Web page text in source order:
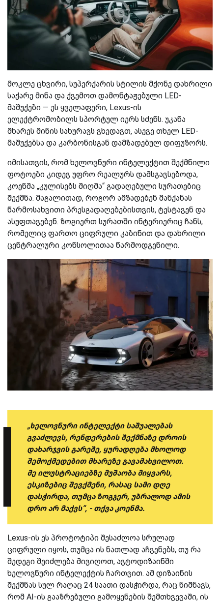
მოკლე ცხვირი, სუპერქარის სტილის მქონე დახრილი
საქარე მინა და ქვემოთ დამონტაჟებული LED-
მაშუქები — ეს ყველაფერი, Lexus-ის
ელექტრომობილს სპორტულ იერს სძენს. უკანა
მხარეს მინის სახურავს ვხედავთ, ასევე თხელ LED-
მაშუქებსა და კარბონისგან დამზადებულ დიფუზორს.
იმისათვის, რომ ხელოვნური ინტელექტით შექმნილი
ფოტოები კიდევ უფრო რეალურს დამსგავსებოდა,
კოენმა „კულისებს მიღმა“ გადაღებული სურათებიც
შექმნა. მაგალითად, როგორ ამზადებენ მანქანას
წარმოსახვითი პრესგადაღებებისთვის, ტესტავენ და
ასუფთავებენ. ზოგიერთ სურათში ინტერიერიც ჩანს,
რომელიც ფართო ციფრული კაბინით და დახრილი
ცენტრალური კონსოლითაა წარმოდგენილი.
„ხელოვნური ინტელექტი საშუალებას
გვაძლევს, რენდერების შექმნაზე დროის
დახარჯვის გარეშე, ყურადღება მხოლოდ
შემოქმედებით მხარეზე გავამახვილოთ.
მე ილუსტრაციებზე მუშაობა მიყვარს,
ესკიზებიც შევქმენი, რასაც სამი დღე
დასჭირდა, თუმცა ზოგჯერ, უბრალოდ ამის
დრო არ მაქვს“, - თქვა კოენმა.
Lexus-ის ეს პროტოტიპი შესაძლოა სრულად
ციფრული იყოს, თუმცა ის ნათლად აჩვენებს, თუ რა
შედეგი შეიძლება მივიღოთ, ავტოდიზაინში
ხელოვნური ინტელექტის ჩართვით. ამ დიზაინის
შექმნას სულ რაღაც 24 საათი დასჭირდა, რაც ნიშნავს,
რომ AI-ის გააზრებული გამოყენების შემთხვევაში, ის